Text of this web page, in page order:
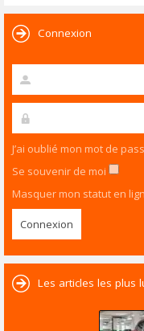
Connexion
J’ai oublié mon mot de
Se souvenir de moi
Masquer mon statut en
Les articles les plus